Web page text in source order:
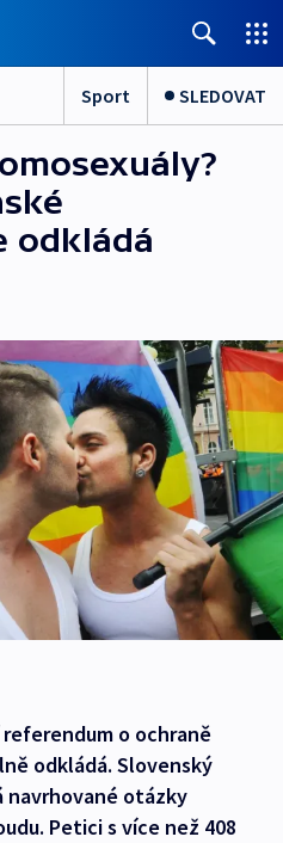
Sport SLEDOVAT
odkládá
o ochraně
odkládá. Slovenský
navrhované otázky
Petici s více než 408